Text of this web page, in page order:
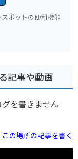
ポットの便利機能
記事や動画
を書きません
この場所の記事を書く